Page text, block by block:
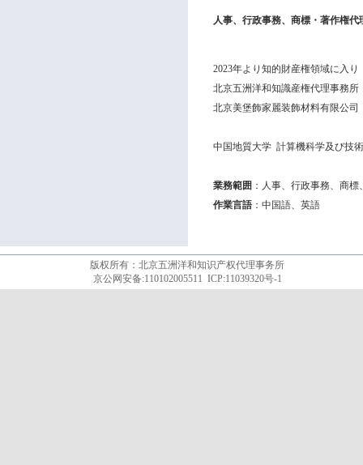
人事、行政事務、商標・著作権代
2023年より知的財産権領域に入り
北京五洲洋和知識産権代理事務所
北京美堡飾家麗装飾材料有限公司
中国地質大学 計算機科学及び技
業務範囲 ： 人事、行政事務、商標
作業言語： 中国語、英語
版权所有：北京五洲洋和知识产权代理事务所
京公网安备:110102005511 ICP:11039320号-1